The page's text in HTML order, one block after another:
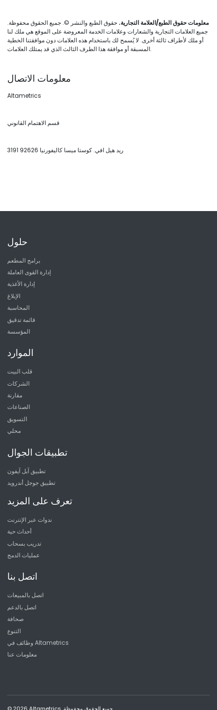
معلومات حقوق الطبع/العلامة التجارية. حقوق الطبع والنشر ©. جميع الحقوق محفوظة.
جميع العلامات التجارية والشعارات وعلامات الخدمة المعروضة على الموقع هي ملك لنا
أو ملك لأطراف ثالثة أخرى. لا يُسمح لك باستخدام هذه العلامات دون موافقتنا الخطية
المسبقة أو موافقة هذا الطرف الثالث الذي قد يمتلك العلامات.
معلومات الاتصال
Altametrics
قسم الاهتمام القانوني
3191 ريد هيل افي. كوستا ميسا كاليفورنيا 92626
حلول
برامج المطعم
إدارة القوى العاملة
إدارة الأغذية
الإبلاغ
المحاسبة
قائمة تدقيق
المؤسسة
الموارد
قلب البيت
الشركات
مقارنة
الصناعات
التسويق
محلي
تطبيقات الجوال
تطبيق آبل آيفون
تطبيق جوجل أندرويد
تعرف على المزيد
ندوات عبر الإنترنت
أحداث حية
تدريب بسحاب
عمليات الدمج
اتصل بنا
اتصل بالمبيعات
اتصل بالدعم
صحافة
التنوع
وظائف في Altametrics
معلومات عنا